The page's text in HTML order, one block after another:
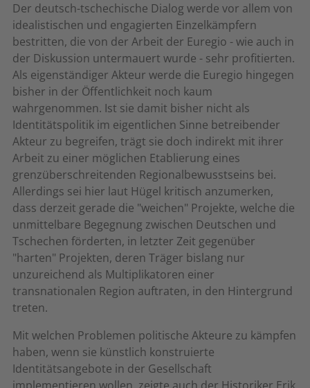
Der deutsch-tschechische Dialog werde vor allem von
idealistischen und engagierten Einzelkämpfern
bestritten, die von der Arbeit der Euregio - wie auch in
der Diskussion untermauert wurde - sehr profitierten.
Als eigenständiger Akteur werde die Euregio hingegen
bisher in der Öffentlichkeit noch kaum
wahrgenommen. Ist sie damit bisher nicht als
Identitätspolitik im eigentlichen Sinne betreibender
Akteur zu begreifen, trägt sie doch indirekt mit ihrer
Arbeit zu einer möglichen Etablierung eines
grenzüberschreitenden Regionalbewusstseins bei.
Allerdings sei hier laut Hügel kritisch anzumerken,
dass derzeit gerade die "weichen" Projekte, welche die
unmittelbare Begegnung zwischen Deutschen und
Tschechen förderten, in letzter Zeit gegenüber
"harten" Projekten, deren Träger bislang nur
unzureichend als Multiplikatoren einer
transnationalen Region auftraten, in den Hintergrund
treten.
Mit welchen Problemen politische Akteure zu kämpfen
haben, wenn sie künstlich konstruierte
Identitätsangebote in der Gesellschaft